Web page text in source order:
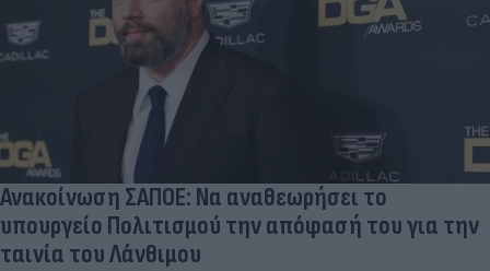
Ανακοίνωση ΣΑΠΟΕ: Να αναθεωρήσει το
υπουργείο Πολιτισμού την απόφασή του για την
ταινία του Λάνθιμου